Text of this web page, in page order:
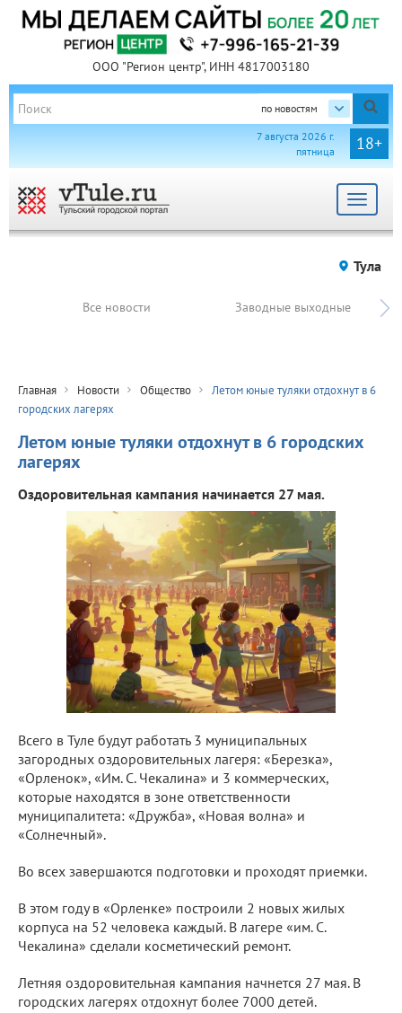
ООО "Регион центр", ИНН 4817003180
по новостям
18+
7 августа 2026 г.
пятница
Toggle
Тула
Все новости Заводные выходные
Главная Новости Общество
Летом юные туляки отдохнут в 6
городских лагерях
Летом юные туляки отдохнут в 6 городских
лагерях
Оздоровительная кампания начинается 27 мая.
Всего в Туле будут работать 3 муниципальных
загородных оздоровительных лагеря: «Березка»,
«Орленок», «Им. С. Чекалина» и 3 коммерческих,
которые находятся в зоне ответственности
муниципалитета: «Дружба», «Новая волна» и
«Солнечный».
Во всех завершаются подготовки и проходят приемки.
В этом году в «Орленке» построили 2 новых жилых
корпуса на 52 человека каждый. В лагере «им. С.
Чекалина» сделали косметический ремонт.
Летняя оздоровительная кампания начнется 27 мая. В
городских лагерях отдохнут более 7000 детей.